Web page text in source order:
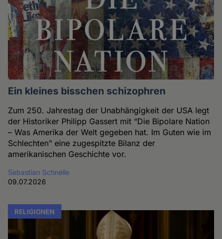
Ein kleines bisschen schizophren
Zum 250. Jahrestag der Unabhängigkeit der USA legt
der Historiker Philipp Gassert mit “Die Bipolare Nation
– Was Amerika der Welt gegeben hat. Im Guten wie im
Schlechten” eine zugespitzte Bilanz der
amerikanischen Geschichte vor.
Sebastian Schnelle
09.07.2026
RELIGIONEN